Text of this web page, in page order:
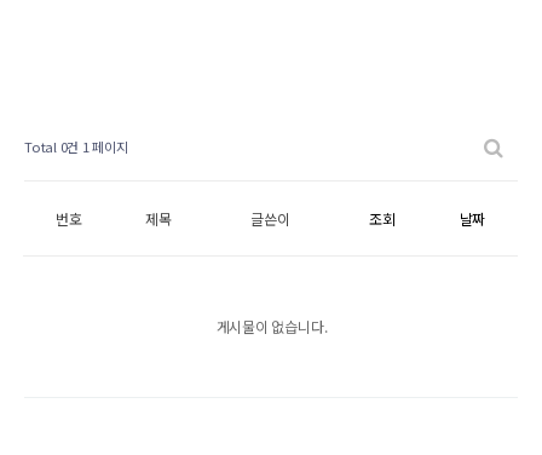
Total 0건 1 페이지
번호 제목 글쓴이 조회 날짜
게시물이 없습니다.